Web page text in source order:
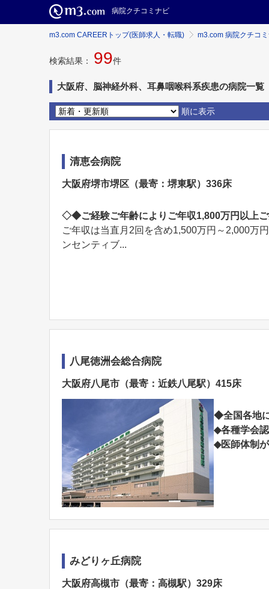
病院クチコミナビ
m3.com CAREERトップ(医師求人・転職) m3.com 病院クチコ
検索結果： 99件
大阪府、脳神経外科、耳鼻咽喉科系疾患の病院一覧
順に表示
清恵会病院
大阪府堺市堺区（最寄：堺東駅）336床
◇◆ご経験ご年齢によりご年収1,800万円以上
ご年収は当直月2回を含め1,500万円～2,000万
ンセンティブ...
八尾徳洲会総合病院
大阪府八尾市（最寄：近鉄八尾駅）415床
◆全国各地
◆各種学会
◆医師体制
みどりヶ丘病院
大阪府高槻市（最寄：高槻駅）329床